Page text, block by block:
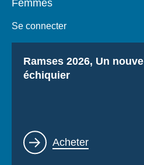
Femmes
Se connecter
Titre
Ramses 2026, Un nouvel
échiquier
Lien
Acheter